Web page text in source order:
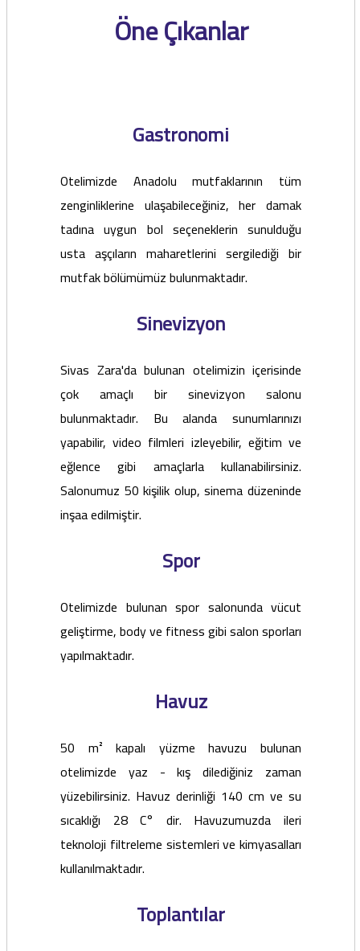
Öne Çıkanlar
Gastronomi
Otelimizde Anadolu mutfaklarının tüm
zenginliklerine ulaşabileceğiniz, her damak
tadına uygun bol seçeneklerin sunulduğu
usta aşçıların maharetlerini sergilediği bir
mutfak bölümümüz bulunmaktadır.
Sinevizyon
Sivas Zara'da bulunan otelimizin içerisinde
çok amaçlı bir sinevizyon salonu
bulunmaktadır. Bu alanda sunumlarınızı
yapabilir, video filmleri izleyebilir, eğitim ve
eğlence gibi amaçlarla kullanabilirsiniz.
Salonumuz 50 kişilik olup, sinema düzeninde
inşaa edilmiştir.
Spor
Otelimizde bulunan spor salonunda vücut
geliştirme, body ve fitness gibi salon sporları
yapılmaktadır.
Havuz
50 m² kapalı yüzme havuzu bulunan
otelimizde yaz - kış dilediğiniz zaman
yüzebilirsiniz. Havuz derinliği 140 cm ve su
sıcaklığı 28 C° dir. Havuzumuzda ileri
teknoloji filtreleme sistemleri ve kimyasalları
kullanılmaktadır.
Toplantılar